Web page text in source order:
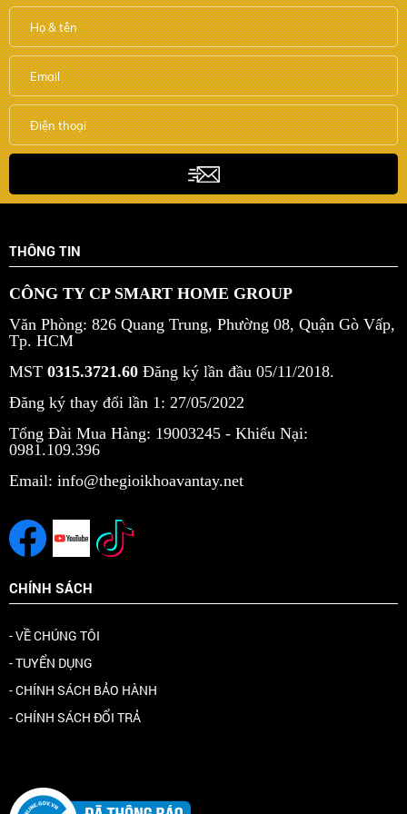
THÔNG TIN
CÔNG TY CP SMART HOME GROUP
Văn Phòng: 826 Quang Trung, Phường 08, Quận Gò Vấp,
Tp. HCM
MST 0315.3721.60 Đăng ký lần đầu 05/11/2018.
Đăng ký thay đổi lần 1: 27/05/2022
Tổng Đài Mua Hàng: 19003245 - Khiếu Nại:
0981.109.396
Email: info@thegioikhoavantay.net
CHÍNH SÁCH
- VỀ CHÚNG TÔI
- TUYỂN DỤNG
- CHÍNH SÁCH BẢO HÀNH
- CHÍNH SÁCH ĐỔI TRẢ